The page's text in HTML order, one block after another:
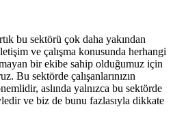
bu sektörü çok daha yakından
ve çalışma konusunda herhangi
bir ekibe sahip olduğumuz için
Bu sektörde çalışanlarınızın
aslında yalnızca bu sektörde
ve biz de bunu fazlasıyla dikkate